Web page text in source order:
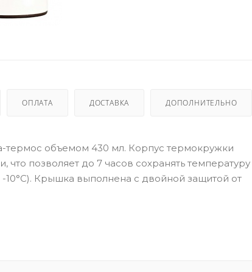
ОПЛАТА ДОСТАВКА ДОПОЛНИТЕЛЬНО
термос объемом 430 мл. Корпус термокружки
позволяет до 7 часов сохранять температуру
10°C). Крышка выполнена с двойной защитой от